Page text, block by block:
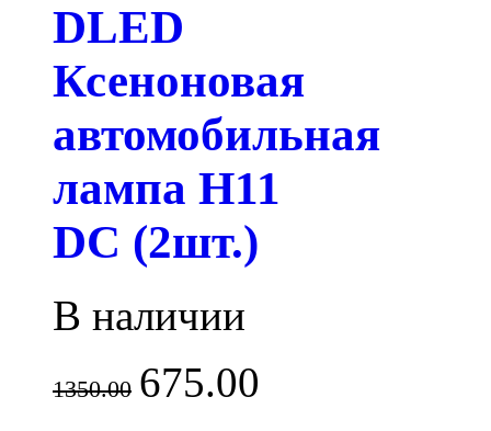
DLED
Ксеноновая
автомобильная
лампа H11
DC (2шт.)
В наличии
1350.00 675.00